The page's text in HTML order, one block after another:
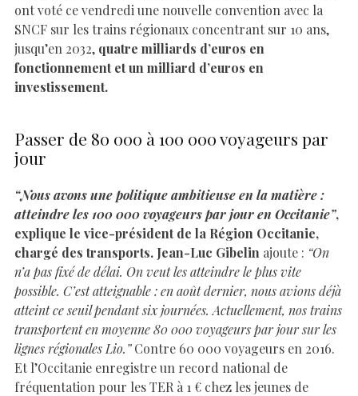
ont voté ce vendredi une nouvelle convention avec la
SNCF sur les trains régionaux concentrant sur 10 ans,
jusqu’en 2032, quatre milliards d’euros en
fonctionnement et un milliard d’euros en
investissement.
Passer de 80 000 à 100 000 voyageurs par
jour
“Nous avons une politique ambitieuse en la matière :
atteindre les 100 000 voyageurs par jour en Occitanie”,
explique le vice-président de la Région Occitanie,
chargé des transports. Jean-Luc Gibelin ajoute : “On
n’a pas fixé de délai. On veut les atteindre le plus vite
possible. C’est atteignable : en août dernier, nous avions déjà
atteint ce seuil pendant six journées. Actuellement, nos trains
transportent en moyenne 80 000 voyageurs par jour sur les
lignes régionales Lio.”Contre 60 000 voyageurs en 2016.
Et l’Occitanie enregistre un record national de
fréquentation pour les TER à 1 € chez les jeunes de